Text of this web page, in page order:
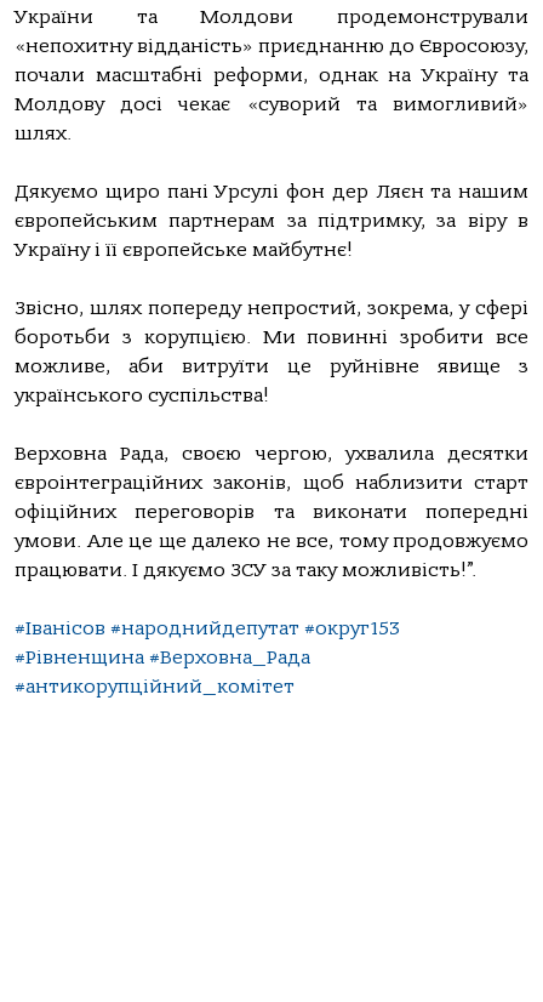
України та Молдови продемонстрували
«непохитну відданість» приєднанню до Євросоюзу,
почали масштабні реформи, однак на Україну та
Молдову досі чекає «суворий та вимогливий»
шлях.
Дякуємо щиро пані Урсулі фон дер Ляєн та нашим
європейським партнерам за підтримку, за віру в
Україну і її європейське майбутнє!
Звісно, шлях попереду непростий, зокрема, у сфері
боротьби з корупцією. Ми повинні зробити все
можливе, аби витруїти це руйнівне явище з
українського суспільства!
Верховна Рада, своєю чергою, ухвалила десятки
євроінтеграційних законів, щоб наблизити старт
офіційних переговорів та виконати попередні
умови. Але це ще далеко не все, тому продовжуємо
працювати. І дякуємо ЗСУ за таку можливість!”.
#Іванісов #народнийдепутат #округ153
#Рівненщина #Верховна_Рада
#антикорупційний_комітет